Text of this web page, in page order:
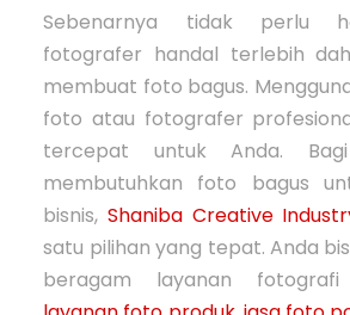
Sebenarnya tidak perlu
fotografer handal terlebih
membuat foto bagus.
foto atau fotografer
tercepat untuk Anda.
membutuhkan foto bagus
bisnis, Shaniba Creative
satu pilihan yang tepat. Anda
beragam layanan